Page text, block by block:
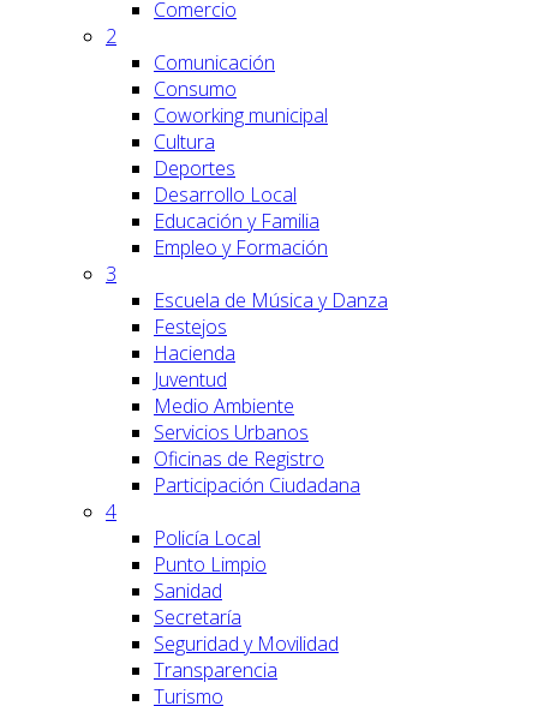
Comercio
2
Comunicación
Consumo
Coworking municipal
Cultura
Deportes
Desarrollo Local
Educación y Familia
Empleo y Formación
3
Escuela de Música y Danza
Festejos
Hacienda
Juventud
Medio Ambiente
Servicios Urbanos
Oficinas de Registro
Participación Ciudadana
4
Policía Local
Punto Limpio
Sanidad
Secretaría
Seguridad y Movilidad
Transparencia
Turismo